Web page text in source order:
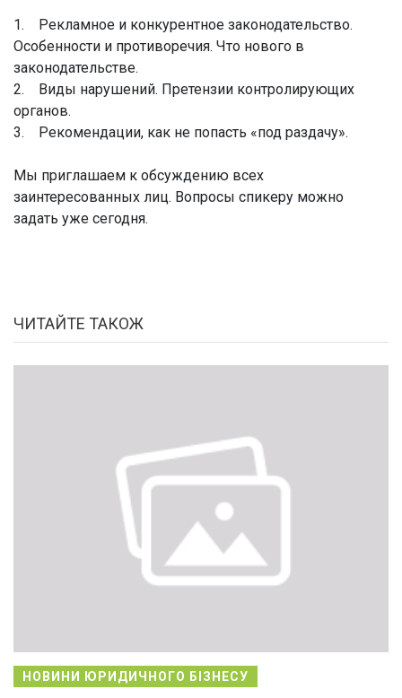
1. Рекламное и конкурентное законодательство.
Особенности и противоречия. Что нового в
законодательстве.
2. Виды нарушений. Претензии контролирующих
органов.
3. Рекомендации, как не попасть «под раздачу».
Мы приглашаем к обсуждению всех
заинтересованных лиц. Вопросы спикеру можно
задать уже сегодня.
ЧИТАЙТЕ ТАКОЖ
НОВИНИ ЮРИДИЧНОГО БІЗНЕСУ